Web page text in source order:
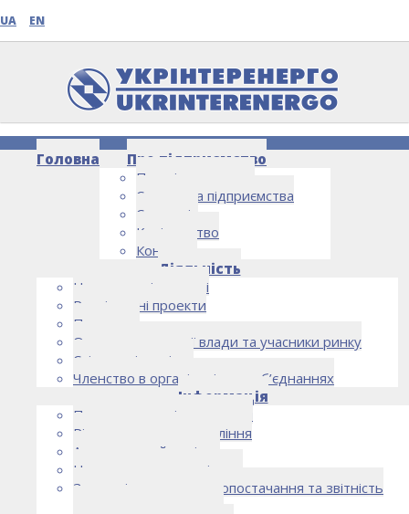
UA EN
Головна
Про підприємство
Про підприємство
Структура підприємства
Стратегія
Керівництво
Контакти
Діяльність
Напрямки діяльності
Реалізовані проекти
Партнери
Органи державної влади та учасники ринку
Спільна діяльність
Членство в організаціях та об’єднаннях
Інформація
Правоустановчі документи
Рішення органу управління
Аудиторський комітет
Нормативно-правові акти
Загальні умови електропостачання та звітність
НОВИНИ